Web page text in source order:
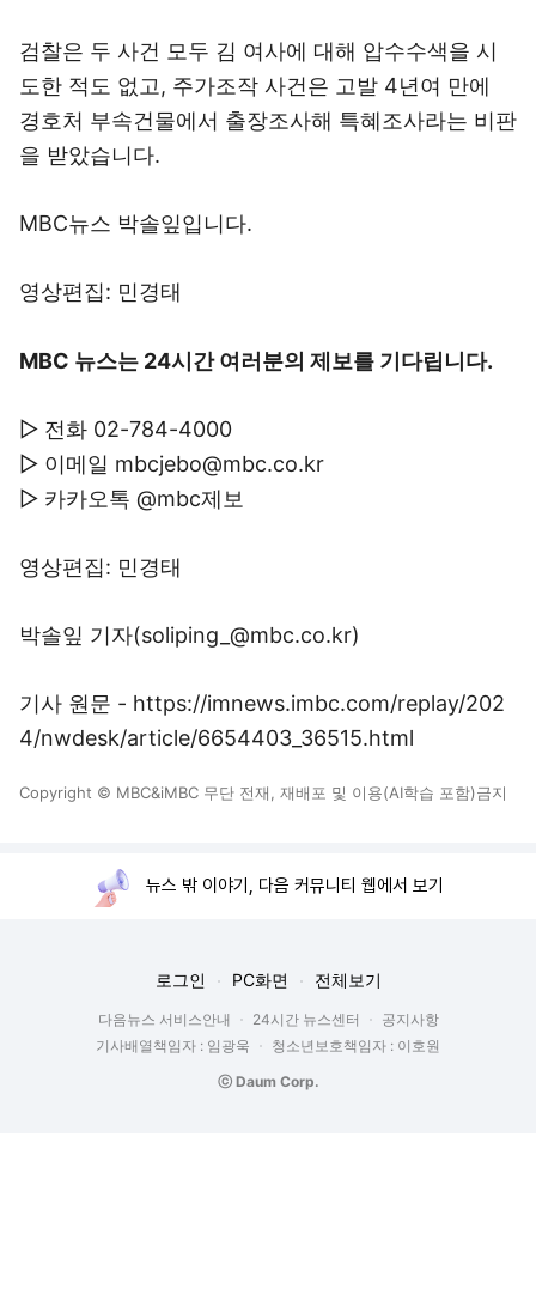
검찰은 두 사건 모두 김 여사에 대해 압수수색을 시
도한 적도 없고, 주가조작 사건은 고발 4년여 만에
경호처 부속건물에서 출장조사해 특혜조사라는 비판
을 받았습니다.
MBC뉴스 박솔잎입니다.
영상편집: 민경태
MBC 뉴스는 24시간 여러분의 제보를 기다립니다.
▷ 전화 02-784-4000
▷ 이메일 mbcjebo@mbc.co.kr
▷ 카카오톡 @mbc제보
영상편집: 민경태
박솔잎 기자(soliping_@mbc.co.kr)
기사 원문 - https://imnews.imbc.com/replay/202
4/nwdesk/article/6654403_36515.html
Copyright © MBC&iMBC 무단 전재, 재배포 및 이용(AI학습 포함)금지
뉴스 밖 이야기, 다음 커뮤니티 웹에서 보기
로그인 PC화면 전체보기
다음뉴스 서비스안내 24시간 뉴스센터
공지사항
기사배열책임자 : 임광욱
청소년보호책임자 : 이호원
ⓒ Daum Corp.